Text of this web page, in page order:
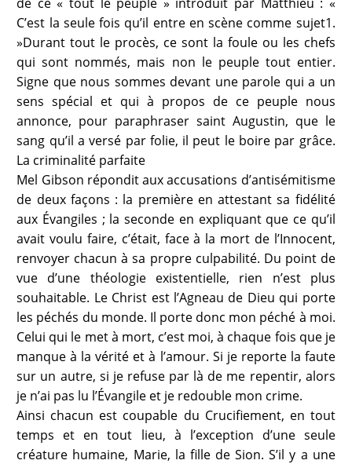
C’est la seule fois qu’il entre en scène comme sujet1.
»Durant tout le procès, ce sont la foule ou les chefs
qui sont nommés, mais non le peuple tout entier.
Signe que nous sommes devant une parole qui a un
sens spécial et qui à propos de ce peuple nous
annonce, pour paraphraser saint Augustin, que le
sang qu’il a versé par folie, il peut le boire par grâce.
La criminalité parfaite
Mel Gibson répondit aux accusations d’antisémitisme
de deux façons : la première en attestant sa fidélité
aux Évangiles ; la seconde en expliquant que ce qu’il
avait voulu faire, c’était, face à la mort de l’Innocent,
renvoyer chacun à sa propre culpabilité. Du point de
vue d’une théologie existentielle, rien n’est plus
souhaitable. Le Christ est l’Agneau de Dieu qui porte
les péchés du monde. Il porte donc mon péché à moi.
Celui qui le met à mort, c’est moi, à chaque fois que je
manque à la vérité et à l’amour. Si je reporte la faute
sur un autre, si je refuse par là de me repentir, alors
je n’ai pas lu l’Évangile et je redouble mon crime.
Ainsi chacun est coupable du Crucifiement, en tout
temps et en tout lieu, à l’exception d’une seule
créature humaine, Marie, la fille de Sion. S’il y a une